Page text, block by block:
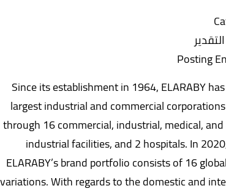
Posting
Since its establishment in 1964, ELARABY
largest industrial and commercial
through 16 commercial, industrial, medical,
industrial facilities, and 2 hospitals. In
ELARABY’s brand portfolio consists of 16
variations. With regards to the domestic and